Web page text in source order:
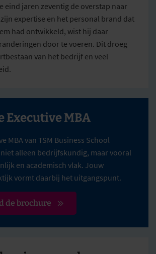
eind jaren zeventig de overstap naar
expertise en het personal brand dat
had ontwikkeld, wist hij daar
door te voeren. Dit droeg
van het bedrijf en veel
Executive MBA
MBA van TSM Business School
alleen bedrijfskundig, maar vooral
en academisch vlak. Jouw
vormt daarbij het uitgangspunt.
de brochure